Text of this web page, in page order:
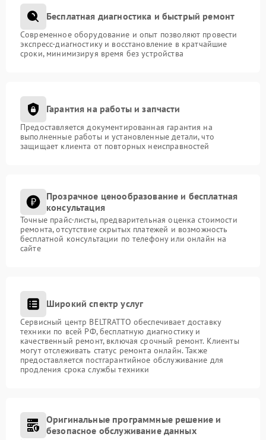
Бесплатная диагностика и быстрый ремонт
Современное оборудование и опыт позволяют провести
экспресс-диагностику и восстановление в кратчайшие
сроки, минимизируя время без устройства
Гарантия на работы и запчасти
Предоставляется документированная гарантия на
выполненные работы и установленные детали, что
защищает клиента от повторных неисправностей
Прозрачное ценообразование и бесплатная
консультация
Точные прайс-листы, предварительная оценка стоимости
ремонта, отсутствие скрытых платежей и возможность
бесплатной консультации по телефону или онлайн на
сайте
Широкий спектр услуг
Сервисный центр BELTRATTO обеспечивает доставку
техники по всей РФ, бесплатную диагностику и
качественный ремонт, включая срочный ремонт. Клиенты
могут отслеживать статус ремонта онлайн. Также
предоставляется постгарантийное обслуживание для
продления срока службы техники
Оригинальные программные решение и
безопасное обслуживание данных